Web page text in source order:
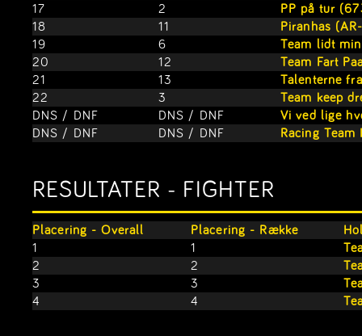
17
2
PP på tur
18
11
Piranhas
19
6
Team lidt
20
12
Team Fart
21
13
Talenterne
22
3
Team keep
DNS / DNF
DNS / DNF
Vi ved lige
DNS / DNF
DNS / DNF Racing
RESULTATER - FIGHTER
Placering - Overall Placering - Række
1
1
2
2
3
3
4
4